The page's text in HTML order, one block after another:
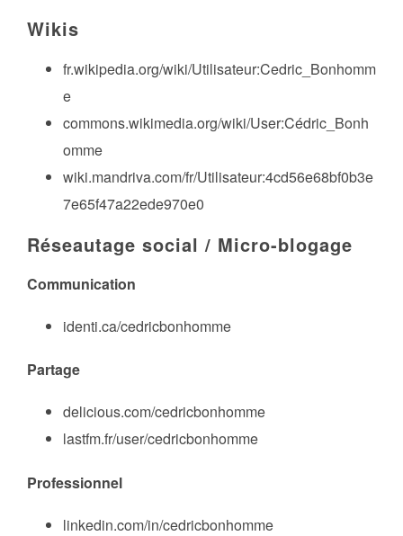
Wikis
fr.wikipedia.org/wiki/Utilisateur:Cedric_Bonhomm
e
commons.wikimedia.org/wiki/User:Cédric_Bonh
omme
wiki.mandriva.com/fr/Utilisateur:4cd56e68bf0b3e
7e65f47a22ede970e0
Réseautage social / Micro-blogage
Communication
identi.ca/cedricbonhomme
Partage
delicious.com/cedricbonhomme
lastfm.fr/user/cedricbonhomme
Professionnel
linkedin.com/in/cedricbonhomme